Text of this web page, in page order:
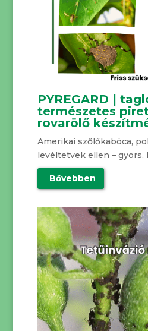
PYREGARD |
természetes
rovarölő
Amerikai szőlőkabóca,
levéltetvek ellen – gyors,
Bővebben